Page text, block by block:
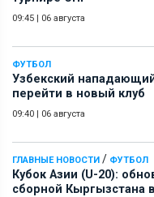
09:45 | 06 августа
ФУТБОЛ
Узбекский
перейти в новый клуб
09:40 | 06 августа
ГЛАВНЫЕ НОВОСТИ / ФУТБОЛ
Кубок Азии (U-20):
сборной Кыргызстана